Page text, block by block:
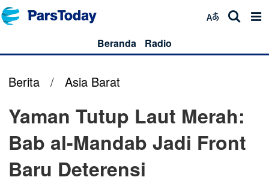
Beranda Radio
Berita / Asia Barat
Yaman Tutup Laut Merah:
Bab al-Mandab Jadi Front
Baru Deterensi